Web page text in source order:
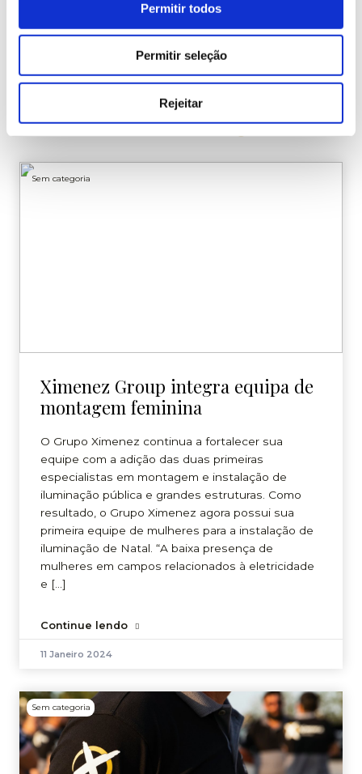
Permitir todos
Permitir seleção
Rejeitar
Notícias
Saiba das últimas notícias do
Ximenez Group
Sem categoria
Ximenez Group integra equipa de
montagem feminina
O Grupo Ximenez continua a fortalecer sua
equipe com a adição das duas primeiras
especialistas em montagem e instalação de
iluminação pública e grandes estruturas. Como
resultado, o Grupo Ximenez agora possui sua
primeira equipe de mulheres para a instalação de
iluminação de Natal. “A baixa presença de
mulheres em campos relacionados à eletricidade
e […]
Continue lendo
11 Janeiro 2024
Sem categoria